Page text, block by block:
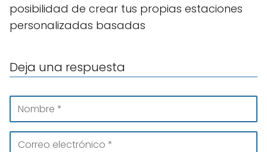
posibilidad de crear tus propias estaciones
personalizadas basadas
Deja una respuesta